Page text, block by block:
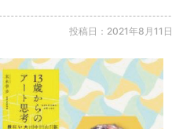
投稿日：2021年8月11日